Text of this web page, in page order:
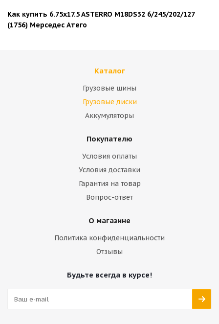
Как купить 6.75x17.5 ASTERRO M18DS32 6/245/202/127
(1756) Мерседес Атего
Каталог
Грузовые шины
Грузовые диски
Аккумуляторы
Покупателю
Условия оплаты
Условия доставки
Гарантия на товар
Вопрос-ответ
О магазине
Политика конфиденциальности
Отзывы
Будьте всегда в курсе!